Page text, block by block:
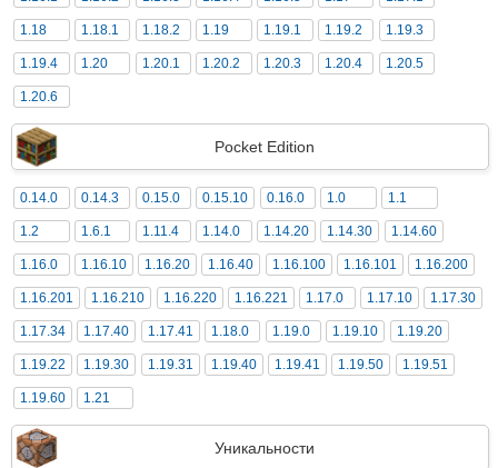
1.18 1.18.1 1.18.2 1.19 1.19.1 1.19.2 1.19.3
1.19.4 1.20 1.20.1 1.20.2 1.20.3 1.20.4 1.20.5
1.20.6
Pocket Edition
0.14.0 0.14.3 0.15.0 0.15.10 0.16.0 1.0 1.1
1.2 1.6.1 1.11.4 1.14.0 1.14.20 1.14.30 1.14.60
1.16.0 1.16.10 1.16.20 1.16.40 1.16.100 1.16.101 1.16.200
1.16.201 1.16.210 1.16.220 1.16.221 1.17.0 1.17.10 1.17.30
1.17.34 1.17.40 1.17.41 1.18.0 1.19.0 1.19.10 1.19.20
1.19.22 1.19.30 1.19.31 1.19.40 1.19.41 1.19.50 1.19.51
1.19.60 1.21
Уникальности